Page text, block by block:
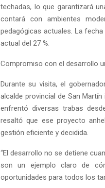
techadas, lo que garantizará
contará con ambientes
pedagógicas actuales. La
actual del 27 %.
Compromiso con el desarrollo
Durante su visita, el
alcalde provincial de San
enfrentó diversas trabas
resaltó que ese proyecto
gestión eficiente y decidida.
“El desarrollo no se detiene
son un ejemplo claro de
oportunidades para todos los